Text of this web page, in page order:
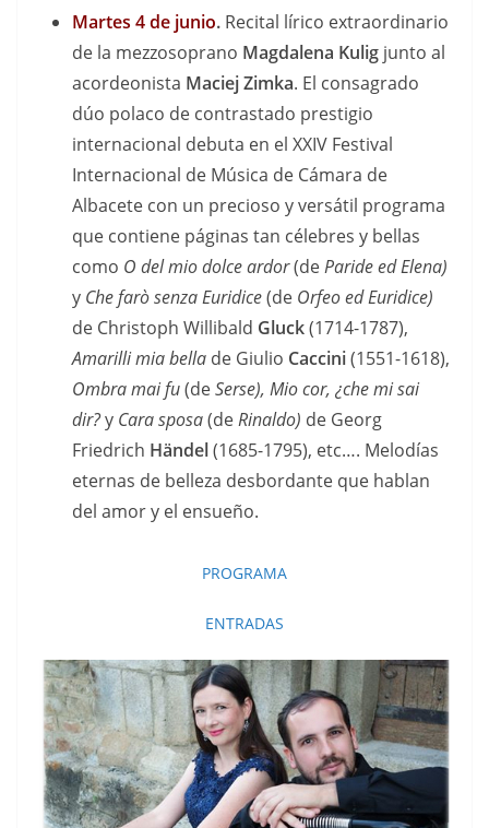
Martes 4 de junio. Recital lírico extraordinario
de la mezzosoprano Magdalena Kulig junto al
acordeonista Maciej Zimka. El consagrado
dúo polaco de contrastado prestigio
internacional debuta en el XXIV Festival
Internacional de Música de Cámara de
Albacete con un precioso y versátil programa
que contiene páginas tan célebres y bellas
como O del mio dolce ardor(deParide ed Elena)
y Che farò senza Euridice(de Orfeo ed Euridice)
de Christoph Willibald Gluck(1714-1787),
Amarilli mia bella de Giulio Caccini(1551-1618),
Ombra mai fu(deSerse), Mio cor, ¿che mi sai
dir?y Cara sposa(deRinaldo) de Georg
Friedrich Händel(1685-1795), etc…. Melodías
eternas de belleza desbordante que hablan
del amor y el ensueño.
PROGRAMA
ENTRADAS